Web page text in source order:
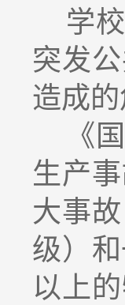
学
突发
造成
《
生产
大事
级）
以上